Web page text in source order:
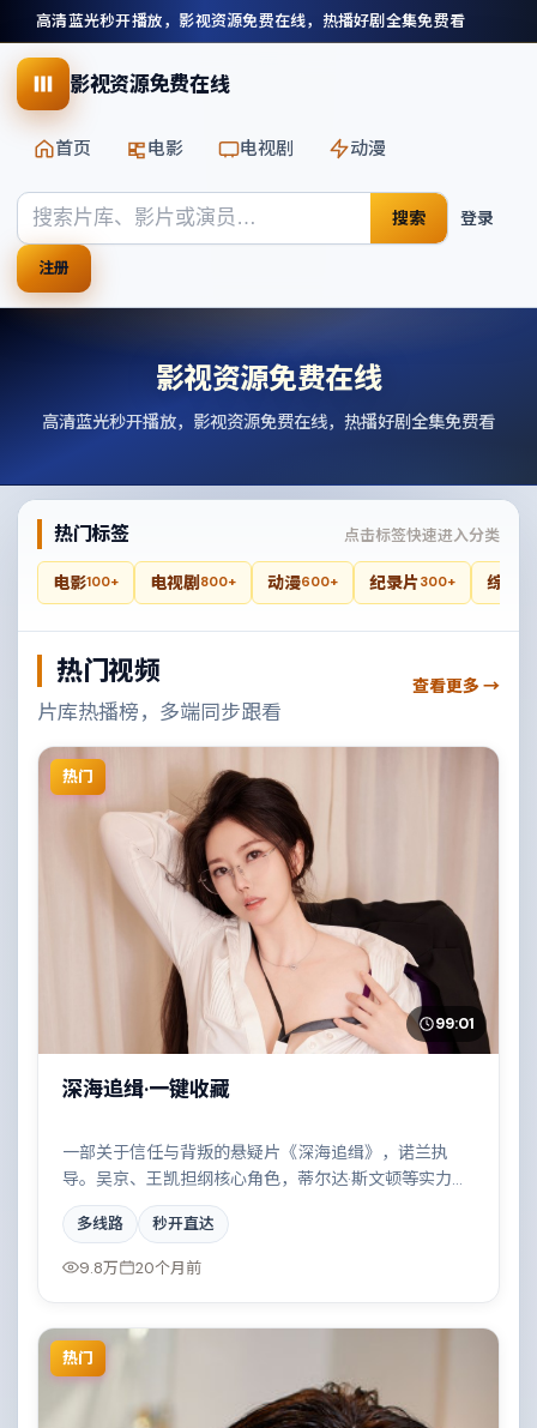
高清蓝光秒开播放，影视资源免费在线，热播好剧全集免费看
影视资源免费在线
首页 电影 电视剧 动漫
搜索 登录
注册
影视资源免费在线
高清蓝光秒开播放，影视资源免费在线，热播好剧全集免费看
热门标签 点击标签快速进入分类
电影100+ 电视剧 800+ 动漫600+ 纪录片300+ 综艺
热门视频
片库热播榜，多端同步跟看
查看更多 →
热门
99:01
深海追缉·一键收藏
一部关于信任与背叛的悬疑片《深海追缉》，诺兰执
导。吴京、王凯担纲核心角色，蒂尔达·斯文顿等实力加
盟，取景与班底多来自中国香港。家族恩怨与时代变迁
交织成一曲悲歌。结尾留白耐人寻味。
多线路 秒开直达
9.8万 20个月前
热门